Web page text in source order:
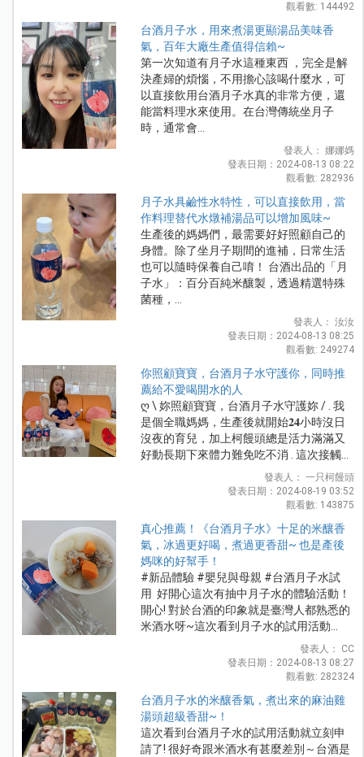
觀看數: 144492
台酒月子水，用來煮湯更顯湯品美味香
氣，百年大廠生產值得信賴~
第一次知道有月子水這種東西 ，完全是解
決產婦的煩惱，不用擔心該喝什麼水，可
以直接飲用台酒月子水真的非常方便，還
能當料理水來使用。在台灣傳統坐月子
時，通常會...
發表人： 娜娜媽
發表日期：2024-08-13 08:22
觀看數: 282936
月子水具鹼性水特性，可以直接飲用，當
作料理替代水燉補湯品可以增加風味~
生產後的媽媽們，最需要好好照顧自己的
身體。除了坐月子期間的進補，日常生活
也可以隨時保養自己唷！ 台酒出品的「月
子水」：百分百純米釀製，透過精選特殊
菌種，...
發表人： 汝汝
發表日期：2024-08-13 08:25
觀看數: 249274
你照顧寶寶，台酒月子水守護你，同時推
薦給不愛喝開水的人
ღ \ 妳照顧寶寶，台酒月子水守護妳 / . 我
是個全職媽媽，生產後就開始𝟐𝟒小時沒日
沒夜的育兒，加上柯饅頭總是活力滿滿又
好動長期下來體力難免吃不消 . 這次接觸...
發表人： 一只柯饅頭
發表日期：2024-08-19 03:52
觀看數: 143875
真心推薦！《台酒月子水》十足的米釀香
氣，冰過更好喝，煮過更香甜~ 也是產後
媽咪的好幫手！
#新品體驗 #嬰兒與母親 #台酒月子水試
用 好開心這次有抽中月子水的體驗活動！
開心! 對於台酒的印象就是臺灣人都熟悉的
米酒水呀~這次看到月子水的試用活動...
發表人： CC
發表日期：2024-08-13 08:27
觀看數: 282324
台酒月子水的米釀香氣，煮出來的麻油雞
湯頭超級香甜~！
這次看到台酒月子水的試用活動就立刻申
請了! 很好奇跟米酒水有甚麼差別～台酒是